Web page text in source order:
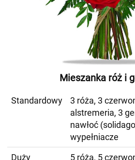
Mieszanka róż i
Standardowy
3 róża, 3
alstremeria, 3
nawłoć
wypełniacze
Duży
5 róża, 5